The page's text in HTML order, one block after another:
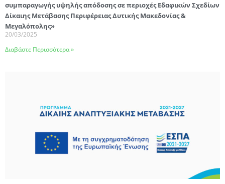
συμπαραγωγής υψηλής απόδοσης σε περιοχές Εδαφικών Σχεδίων
Δίκαιης Μετάβασης Περιφέρειας Δυτικής Μακεδονίας &
Μεγαλόπολης»
20/03/2025
Διαβάστε Περισσότερα »